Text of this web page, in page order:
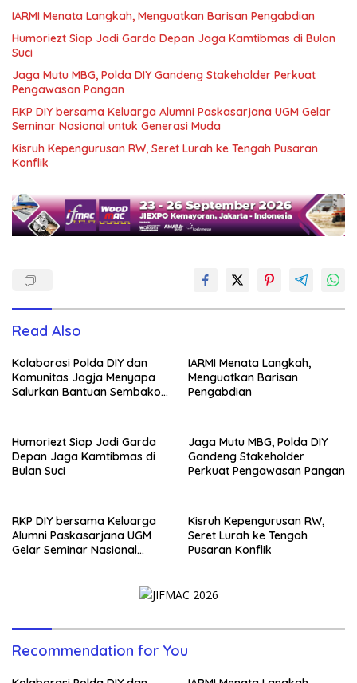
IARMI Menata Langkah, Menguatkan Barisan Pengabdian
Humoriezt Siap Jadi Garda Depan Jaga Kamtibmas di Bulan
Suci
Jaga Mutu MBG, Polda DIY Gandeng Stakeholder Perkuat
Pengawasan Pangan
RKP DIY bersama Keluarga Alumni Paskasarjana UGM Gelar
Seminar Nasional untuk Generasi Muda
Kisruh Kepengurusan RW, Seret Lurah ke Tengah Pusaran
Konflik
Read Also
Kolaborasi Polda DIY dan
Komunitas Jogja Menyapa
Salurkan Bantuan Sembako,
IARMI Menata Langkah,
Menguatkan Barisan
Pengabdian
Humoriezt Siap Jadi Garda
Depan Jaga Kamtibmas di
Bulan Suci
Jaga Mutu MBG, Polda DIY
Gandeng Stakeholder
Perkuat Pengawasan Pangan
RKP DIY bersama Keluarga
Alumni Paskasarjana UGM
Gelar Seminar Nasional
Kisruh Kepengurusan RW,
Seret Lurah ke Tengah
Pusaran Konflik
Recommendation for You